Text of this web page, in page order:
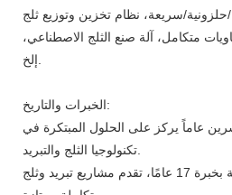
سريعة، نظام تخزين وتوزيع ثلج
متكامل، آلة صنع الثلج الاصطناعي،
الخبرات والتاريخ:
عاماً يركز على الحلول المبتكرة في
شركة تصنيع وتوريد محترفة بخبرة 17 عامًا، تقدم مشاريع تبريد وثلج